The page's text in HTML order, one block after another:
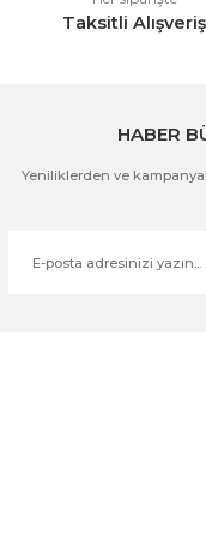
Taksitli Alışveriş
HABER
Yeniliklerden ve